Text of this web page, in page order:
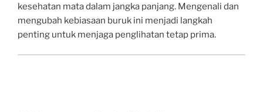
kesehatan mata dalam jangka panjang. Mengenali dan
mengubah kebiasaan buruk ini menjadi langkah
penting untuk menjaga penglihatan tetap prima.